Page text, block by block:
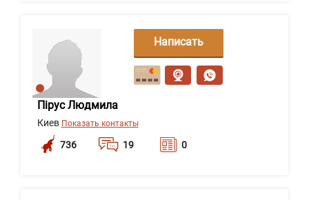
Пірус Людмила
Киев Показать контакты
736 19 0
Написать
сообщение